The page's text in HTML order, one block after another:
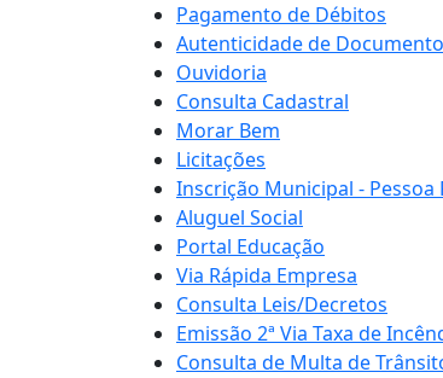
Pagamento de Débitos
Autenticidade de
Ouvidoria
Consulta Cadastral
Morar Bem
Licitações
Inscrição Municipal - Pessoa
Aluguel Social
Portal Educação
Via Rápida Empresa
Consulta Leis/Decretos
Emissão 2ª Via Taxa de
Consulta de Multa de